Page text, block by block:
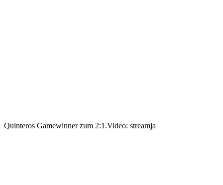
Quinteros Gamewinner zum 2:1.Video: streamja